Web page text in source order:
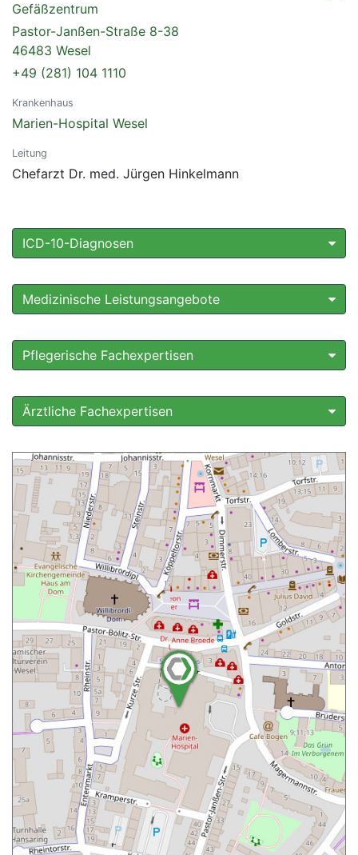
Gefäßzentrum
Pastor-Janßen-Straße 8-38
46483 Wesel
+49 (281) 104 1110
Krankenhaus
Marien-Hospital Wesel
Leitung
Chefarzt Dr. med. Jürgen Hinkelmann
ICD-10-Diagnosen
Medizinische Leistungsangebote
Pflegerische Fachexpertisen
Ärztliche Fachexpertisen